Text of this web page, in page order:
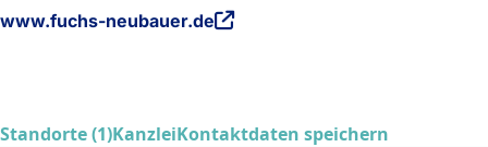
www.fuchs-neubauer.de
Standorte (1)KanzleiKontaktdaten speichern